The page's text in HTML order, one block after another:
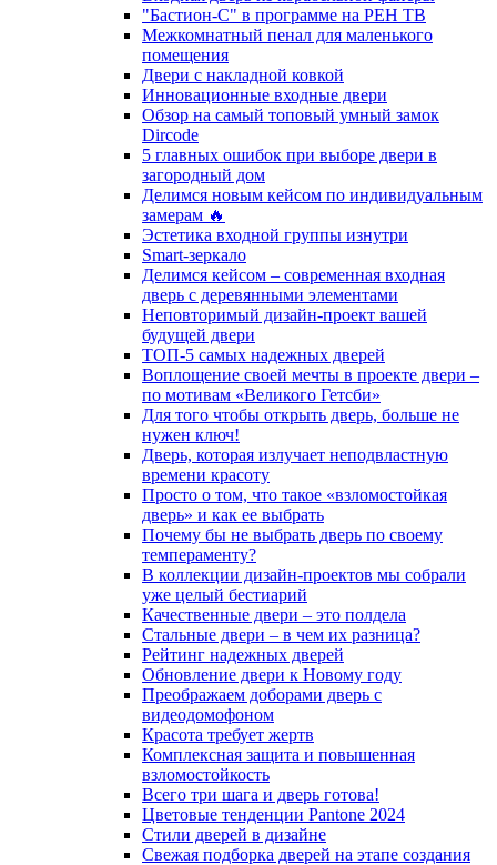
"Бастион-С" в программе на РЕН ТВ
Межкомнатный пенал для маленького
помещения
Двери с накладной ковкой
Инновационные входные двери
Обзор на самый топовый умный замок
Dircode
5 главных ошибок при выборе двери в
загородный дом
Делимся новым кейсом по индивидуальным
замерам 🔥
Эстетика входной группы изнутри
Smart-зеркало
Делимся кейсом – современная входная
дверь с деревянными элементами
Неповторимый дизайн-проект вашей
будущей двери
ТОП-5 самых надежных дверей
Воплощение своей мечты в проекте двери –
по мотивам «Великого Гетсби»
Для того чтобы открыть дверь, больше не
нужен ключ!
Дверь, которая излучает неподвластную
времени красоту
Просто о том, что такое «взломостойкая
дверь» и как ее выбрать
Почему бы не выбрать дверь по своему
темпераменту?
В коллекции дизайн-проектов мы собрали
уже целый бестиарий
Качественные двери – это полдела
Стальные двери – в чем их разница?
Рейтинг надежных дверей
Обновление двери к Новому году
Преображаем доборами дверь с
видеодомофоном
Красота требует жертв
Комплексная защита и повышенная
взломостойкость
Всего три шага и дверь готова!
Цветовые тенденции Pantone 2024
Стили дверей в дизайне
Свежая подборка дверей на этапе создания